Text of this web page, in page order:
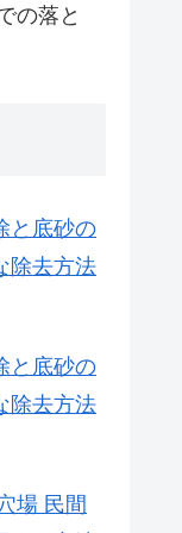
の落と
と底砂の
除去方法
と底砂の
除去方法
場 民間